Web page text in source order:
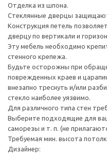
Отделка из шпона.
Стеклянные дверцы
Конструкция петель
дверцу по вертикали и
Эту мебель необходимо
стенного крепежа.
Будьте осторожны при
поврежденных краев и
внезапно треснуть и/или
стекло наиболее уязвимо.
Для различного типа стен
Выберите подходящие для
саморезы и т. п. (не
Требуемая мин. высота
Дизайнер: